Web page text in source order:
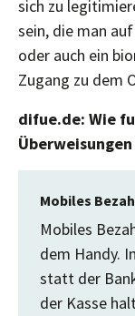
sich zu
sein, die man
oder auch ein
Zugang zu dem
difue.de: Wie
Mobiles
Mobiles
dem Handy.
statt der
der Kasse